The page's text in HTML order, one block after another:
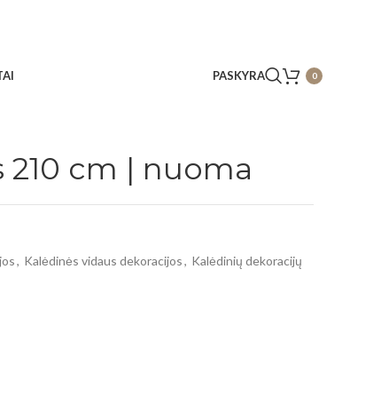
PASKYRA 0
cm | nuoma
, Kalėdinės vidaus dekoracijos, Kalėdinių dekoracijų